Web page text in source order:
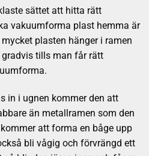
sättet att hitta rätt
vakuumforma plast hemma är
plasten hänger i ramen
tills man får rätt
in i ugnen kommer den att
än metallramen som den
att forma en båge upp
bli vågig och förvrängd ett